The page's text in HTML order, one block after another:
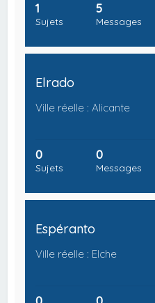
1
Sujets
5
Messages
Elrado
Ville réelle : Alicante
0
Sujets
0
Messages
Espéranto
Ville réelle : Elche